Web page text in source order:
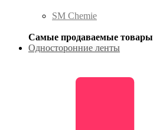
SM Chemie
Самые продаваемые товары
Односторонние ленты